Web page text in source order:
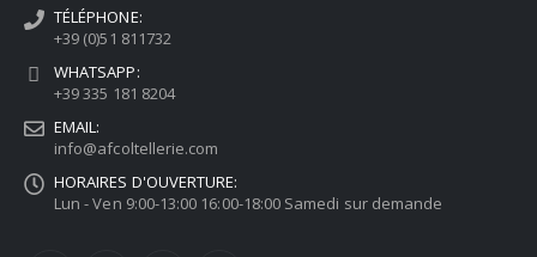
TÉLÉPHONE:
+39 (0)51 811732
WHATSAPP:
+39 335 181 8204
EMAIL:
info@afcoltellerie.com
HORAIRES D'OUVERTURE:
Lun - Ven 9:00-13:00 16:00-18:00 Samedi sur demande